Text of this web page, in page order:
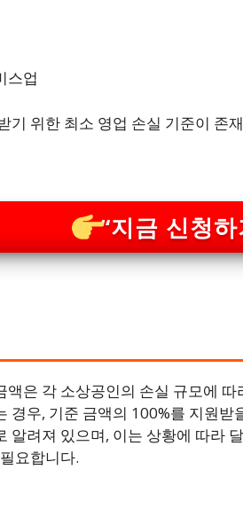
스업
기 위한 최소 영업 손실 기준이 존
“지금 신청하
은 각 소상공인의 손실 규모에
경우, 기준 금액의 100%를 지원
알려져 있으며, 이는 상황에 따라
요합니다.